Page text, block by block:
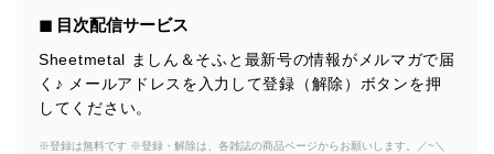
◼︎ 目次配信サービス
Sheetmetal ましん＆そふと最新号の情報がメルマガで届
く♪ メールアドレスを入力して登録（解除）ボタンを押
してください。
※登録は無料です ※登録・解除は、各雑誌の商品ページからお願いします。／~＼